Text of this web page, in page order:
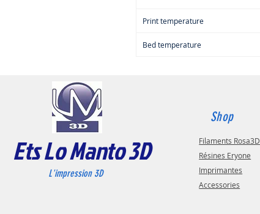
Print temperature
Bed temperature
Ets Lo Manto 3D
L'impression 3D
Shop
Filaments Rosa3D
Résines Eryone
Imprimantes
Accessories